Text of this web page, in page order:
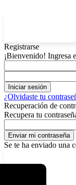
Registrarse
¡Bienvenido! Ingresa
¿Olvidaste tu
Recuperación de
Recupera tu
Se te ha enviado una